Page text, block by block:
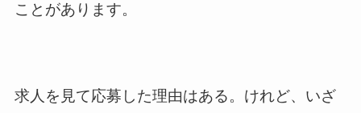
ことがあります。
求人を見て応募した理由はある。けれど、いざ